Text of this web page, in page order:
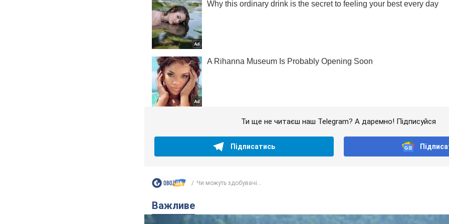
Ти ще не читаєш наш Telegram? А даремно! Підписуйся
Підписатись
Чи можуть здобувачі...
Важливе